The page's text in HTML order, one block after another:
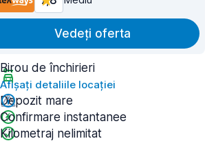
Vedeți oferta
Birou de închirieri
Afișați detaliile locației
Depozit mare
Confirmare instantanee
Kilometraj nelimitat